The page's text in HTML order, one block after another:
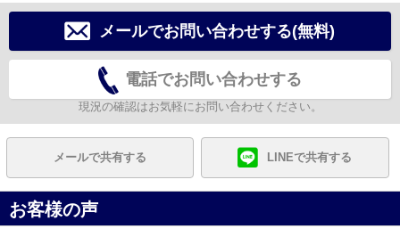
メールでお問い合わせする(無料)
電話でお問い合わせする
現況の確認はお気軽にお問い合わせください。
メールで共有する LINEで共有する
お客様の声